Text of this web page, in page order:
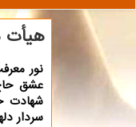
هیأت
نور
عشق
شهادت
سردار